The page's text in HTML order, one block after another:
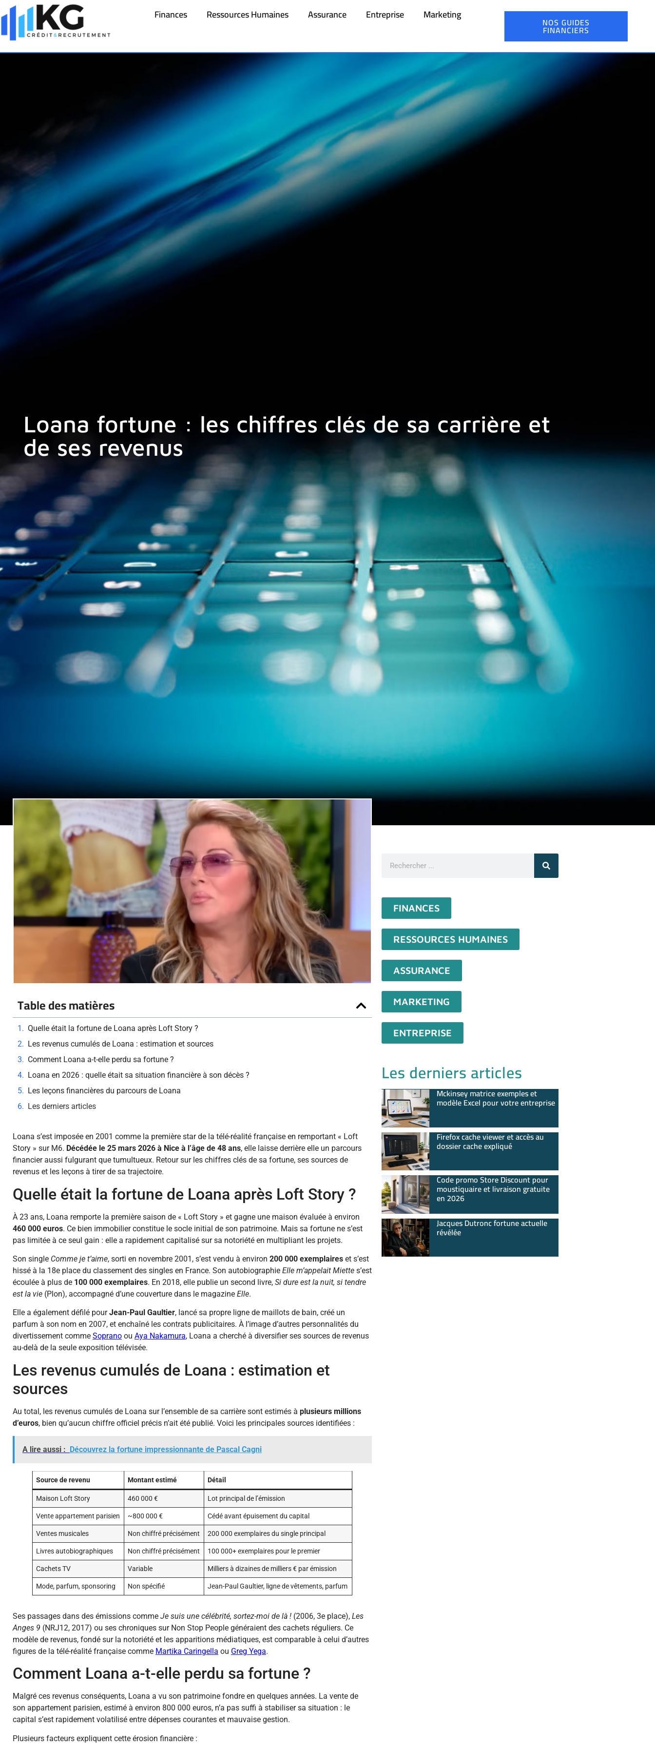
Finances Ressources Humaines Assurance Entreprise Marketing NOS GUIDES
FINANCIERS
Loana fortune : les chiffres clés de sa carrière et
de ses revenus
Table des matières
Quelle était la fortune de Loana après Loft Story ?
Les revenus cumulés de Loana : estimation et sources
Comment Loana a-t-elle perdu sa fortune ?
Loana en 2026 : quelle était sa situation financière à son décès ?
Les leçons financières du parcours de Loana
Les derniers articles
Loana s’est imposée en 2001 comme la première star de la télé-réalité française en remportant « Loft
Story » sur M6. Décédée le 25 mars 2026 à Nice à l’âge de 48 ans, elle laisse derrière elle un parcours
financier aussi fulgurant que tumultueux. Retour sur les chiffres clés de sa fortune, ses sources de
revenus et les leçons à tirer de sa trajectoire.
Quelle était la fortune de Loana après Loft Story ?
À 23 ans, Loana remporte la première saison de « Loft Story » et gagne une maison évaluée à environ
460 000 euros. Ce bien immobilier constitue le socle initial de son patrimoine. Mais sa fortune ne s’est
pas limitée à ce seul gain : elle a rapidement capitalisé sur sa notoriété en multipliant les projets.
Son single Comme je t’aime, sorti en novembre 2001, s’est vendu à environ 200 000 exemplaires et s’est
hissé à la 18e place du classement des singles en France. Son autobiographie Elle m’appelait Miette s’est
écoulée à plus de 100 000 exemplaires. En 2018, elle publie un second livre, Si dure est la nuit, si tendre
est la vie (Plon), accompagné d’une couverture dans le magazine Elle.
Elle a également défilé pourJean-Paul Gaultier, lancé sa propre ligne de maillots de bain, créé un
parfum à son nom en 2007, et enchaîné les contrats publicitaires. À l’image d’autres personnalités du
divertissement comme Soprano ou Aya Nakamura, Loana a cherché à diversifier ses sources de revenus
au-delà de la seule exposition télévisée.
Les revenus cumulés de Loana : estimation et
sources
Au total, les revenus cumulés de Loana sur l’ensemble de sa carrière sont estimés à plusieurs millions
d’euros, bien qu’aucun chiffre officiel précis n’ait été publié. Voici les principales sources identifiées :
A lire aussi : Découvrez la fortune impressionnante de Pascal Cagni
Source de revenu Montant estimé Détail
Maison Loft Story 460 000 € Lot principal de l’émission
Vente appartement parisien ~800 000 € Cédé avant épuisement du capital
Ventes musicales Non chiffré précisément 200 000 exemplaires du single principal
Livres autobiographiques Non chiffré précisément 100 000+ exemplaires pour le premier
Cachets TV Variable Milliers à dizaines de milliers € par émission
Mode, parfum, sponsoring Non spécifié Jean-Paul Gaultier, ligne de vêtements, parfum
Ses passages dans des émissions comme Je suis une célébrité, sortez-moi de là ! (2006, 3e place), Les
Anges 9 (NRJ12, 2017) ou ses chroniques sur Non Stop People généraient des cachets réguliers. Ce
modèle de revenus, fondé sur la notoriété et les apparitions médiatiques, est comparable à celui d’autres
figures de la télé-réalité française comme Martika Caringella ou Greg Yega.
Comment Loana a-t-elle perdu sa fortune ?
Malgré ces revenus conséquents, Loana a vu son patrimoine fondre en quelques années. La vente de
son appartement parisien, estimé à environ 800 000 euros, n’a pas suffi à stabiliser sa situation : le
capital s’est rapidement volatilisé entre dépenses courantes et mauvaise gestion.
Plusieurs facteurs expliquent cette érosion financière :
FINANCES
RESSOURCES HUMAINES
ASSURANCE
MARKETING
ENTREPRISE
Les derniers articles
Mckinsey matrice exemples et
modèle Excel pour votre entreprise
Firefox cache viewer et accès au
dossier cache expliqué
Code promo Store Discount pour
moustiquaire et livraison gratuite
en 2026
Jacques Dutronc fortune actuelle
révélée